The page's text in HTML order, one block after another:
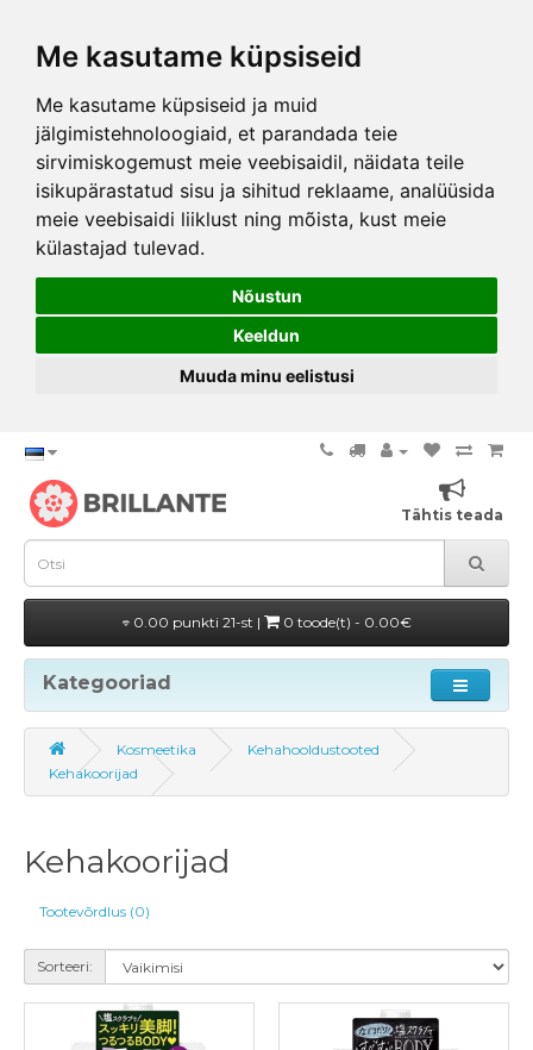
Me kasutame küpsiseid
Me kasutame küpsiseid ja muid
jälgimistehnoloogiaid, et parandada teie
sirvimiskogemust meie veebisaidil, näidata teile
isikupärastatud sisu ja sihitud reklaame, analüüsida
meie veebisaidi liiklust ning mõista, kust meie
külastajad tulevad.
Nõustun
Keeldun
Muuda minu eelistusi
Tähtis teada
0.00 punkti 21-st | 0 toode(t) - 0.00€
Kategooriad
Kosmeetika
Kehahooldustooted
Kehakoorijad
Kehakoorijad
Tootevõrdlus (0)
Sorteeri: